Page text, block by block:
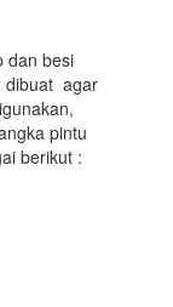
dan besi
dibuat agar
pintu
berikut :